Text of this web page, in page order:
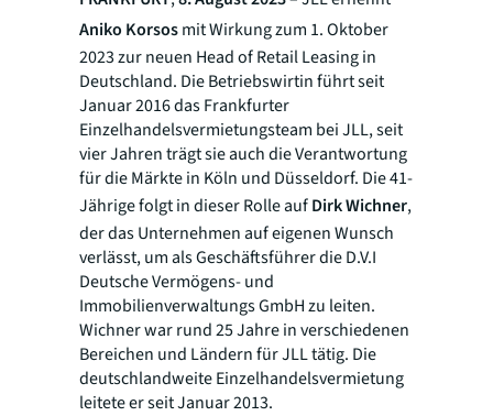
Aniko Korsosmit Wirkung zum 1. Oktober
2023 zur neuen Head of Retail Leasing in
Deutschland. Die Betriebswirtin führt seit
Januar 2016 das Frankfurter
Einzelhandelsvermietungsteam bei JLL, seit
vier Jahren trägt sie auch die Verantwortung
für die Märkte in Köln und Düsseldorf. Die 41-
Jährige folgt in dieser Rolle aufDirk Wichner,
der das Unternehmen auf eigenen Wunsch
verlässt, um als Geschäftsführer die D.V.I
Deutsche Vermögens- und
Immobilienverwaltungs GmbH zu leiten.
Wichner war rund 25 Jahre in verschiedenen
Bereichen und Ländern für JLL tätig. Die
deutschlandweite Einzelhandelsvermietung
leitete er seit Januar 2013.